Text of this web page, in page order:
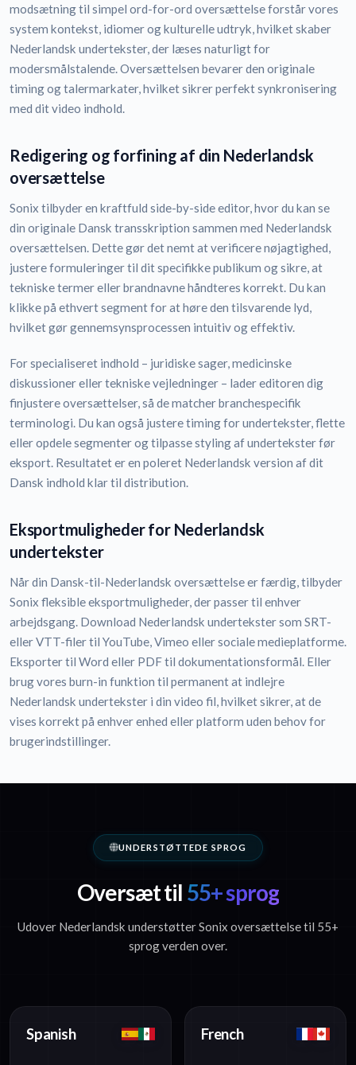
modsætning til simpel ord-for-ord oversættelse forstår vores
system kontekst, idiomer og kulturelle udtryk, hvilket skaber
Nederlandsk undertekster, der læses naturligt for
modersmålstalende. Oversættelsen bevarer den originale
timing og talermarkater, hvilket sikrer perfekt synkronisering
med dit video indhold.
Redigering og forfining af din Nederlandsk
oversættelse
Sonix tilbyder en kraftfuld side-by-side editor, hvor du kan se
din originale Dansk transskription sammen med Nederlandsk
oversættelsen. Dette gør det nemt at verificere nøjagtighed,
justere formuleringer til dit specifikke publikum og sikre, at
tekniske termer eller brandnavne håndteres korrekt. Du kan
klikke på ethvert segment for at høre den tilsvarende lyd,
hvilket gør gennemsynsprocessen intuitiv og effektiv.
For specialiseret indhold – juridiske sager, medicinske
diskussioner eller tekniske vejledninger – lader editoren dig
finjustere oversættelser, så de matcher branchespecifik
terminologi. Du kan også justere timing for undertekster, flette
eller opdele segmenter og tilpasse styling af undertekster før
eksport. Resultatet er en poleret Nederlandsk version af dit
Dansk indhold klar til distribution.
Eksportmuligheder for Nederlandsk
undertekster
Når din Dansk-til-Nederlandsk oversættelse er færdig, tilbyder
Sonix fleksible eksportmuligheder, der passer til enhver
arbejdsgang. Download Nederlandsk undertekster som SRT-
eller VTT-filer til YouTube, Vimeo eller sociale medieplatforme.
Eksporter til Word eller PDF til dokumentationsformål. Eller
brug vores burn-in funktion til permanent at indlejre
Nederlandsk undertekster i din video fil, hvilket sikrer, at de
vises korrekt på enhver enhed eller platform uden behov for
brugerindstillinger.
UNDERSTØTTEDE SPROG
Oversæt til 55+ sprog
Udover Nederlandsk understøtter Sonix oversættelse til 55+
sprog verden over.
Spanish French